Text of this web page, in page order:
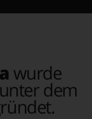
wurde
dem